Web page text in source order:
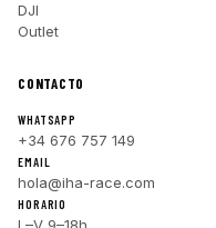
DJI
Outlet
CONTACTO
WHATSAPP
+34 676 757 149
EMAIL
hola@iha-race.com
HORARIO